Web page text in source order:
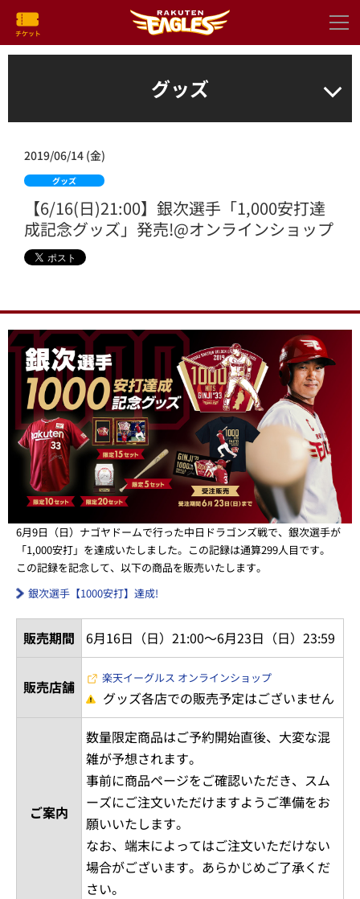
グッズ
2019/06/14 (金)
グッズ
【6/16(日)21:00】銀次選手「1,000安打達
成記念グッズ」発売!@オンラインショップ
6月9日（日）ナゴヤドームで行った中日ドラゴンズ戦で、銀次選手が
「1,000安打」を達成いたしました。この記録は通算299人目です。
この記録を記念して、以下の商品を販売いたします。
銀次選手【1000安打】達成!
販売期間 6月16日（日）21:00～6月23日（日）23:59
販売店舗 楽天イーグルス オンラインショップ
グッズ各店での販売予定はございません
ご案内
数量限定商品はご予約開始直後、大変な混
雑が予想されます。
事前に商品ページをご確認いただき、スム
ーズにご注文いただけますようご準備をお
願いいたします。
なお、端末によってはご注文いただけない
場合がございます。あらかじめご了承くだ
さい。